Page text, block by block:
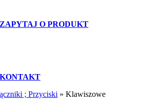
ZAPYTAJ O PRODUKT
KONTAKT
; Przyciski » Klawiszowe